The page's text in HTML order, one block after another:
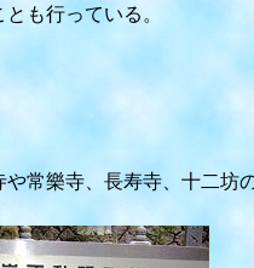
も行っている。
常樂寺、長寿寺、十二